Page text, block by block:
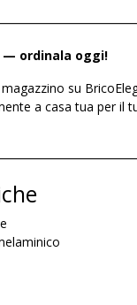
— ordinala oggi!
su
a casa tua per il